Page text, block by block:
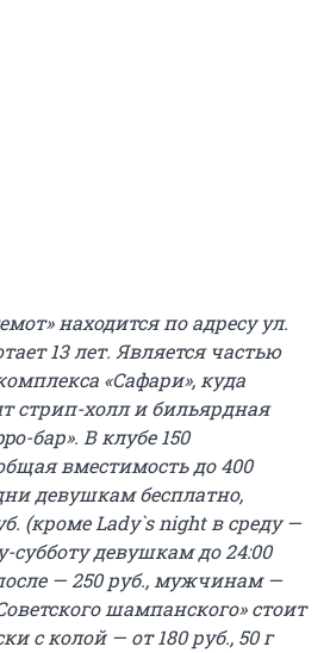
находится по адресу ул.
13 лет. Является частью
«Сафари», куда
стрип-холл и бильярдная
бар». В клубе 150
вместимость до 400
девушкам бесплатно,
(кроме Lady`s night в среду —
субботу девушкам до 24:00
— 250 руб., мужчинам —
шампанского» стоит
с колой — от 180 руб., 50 г